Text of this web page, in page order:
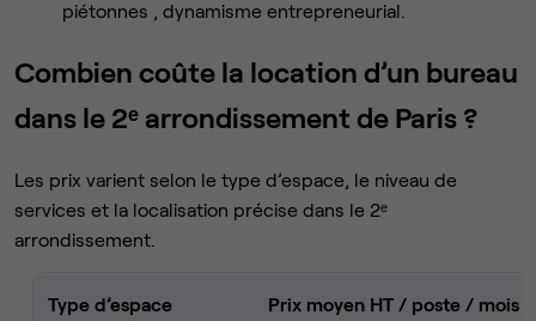
piétonnes , dynamisme entrepreneurial.
Combien coûte la location d’un bureau
dans le 2ᵉ arrondissement de Paris ?
Les prix varient selon le type d’espace, le niveau de
services et la localisation précise dans le 2ᵉ
arrondissement.
Type d’espace Prix moyen HT / poste / mois